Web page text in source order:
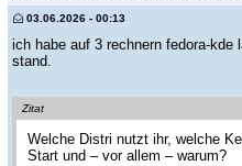
03.06.2026 - 00:13
ich habe auf 3 rechnern fedora-
stand.
Zitat
Welche Distri nutzt ihr, welche
Start und – vor allem – warum?